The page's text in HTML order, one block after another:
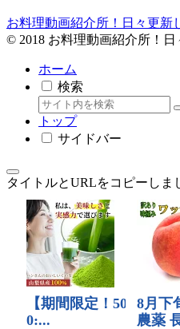
お料理動画紹介所！日々更新
© 2018 お料理動画紹介所！
ホーム
検索
トップ
サイドバー
タイトルとURLをコピーしま